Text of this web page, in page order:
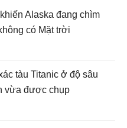
Alaska đang chìm
có Mặt trời
tàu Titanic ở độ sâu
vừa được chụp